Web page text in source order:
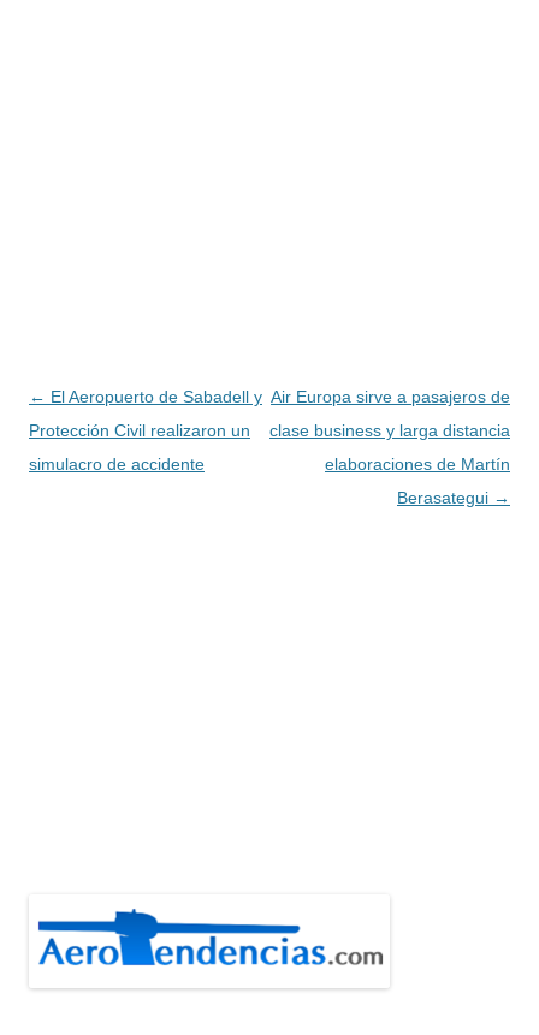
Navegación
de
entradas
← El Aeropuerto de Sabadell y
Protección Civil realizaron un
simulacro de accidente
Air Europa sirve a pasajeros de
clase business y larga distancia
elaboraciones de Martín
Berasategui →